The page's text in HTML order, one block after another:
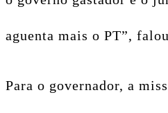
aguenta mais o PT”,
Para o governador, a